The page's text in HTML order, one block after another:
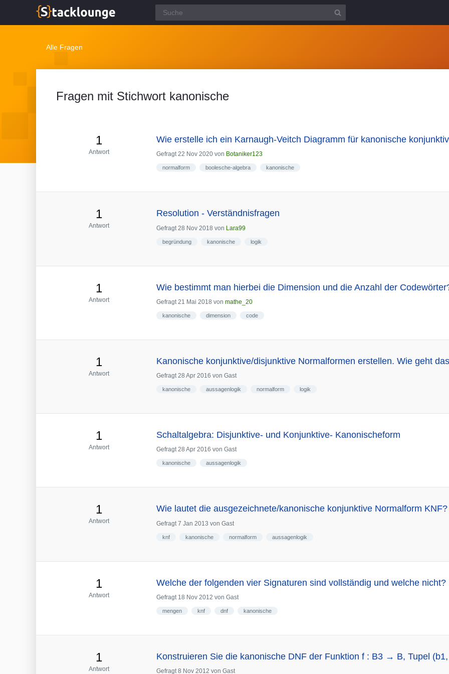
Alle Fragen
Fragen mit Stichwort kanonische
1
Antwort
Wie erstelle ich ein Karnaugh-Veitch Diagramm für kanonische
Gefragt 22 Nov 2020 von Botaniker123
normalform boolesche-algebra kanonische
1
Antwort
Resolution - Verständnisfragen
Gefragt 28 Nov 2018 von Lara99
begründung kanonische logik
1
Antwort
Wie bestimmt man hierbei die Dimension und die Anzahl der
Gefragt 21 Mai 2018 von mathe_20
kanonische dimension code
1
Antwort
Kanonische konjunktive/disjunktive Normalformen erstellen. Wie geht
Gefragt 28 Apr 2016 von Gast
kanonische aussagenlogik normalform logik
1
Antwort
Schaltalgebra: Disjunktive- und Konjunktive- Kanonischeform
Gefragt 28 Apr 2016 von Gast
kanonische aussagenlogik
1
Antwort
Wie lautet die ausgezeichnete/kanonische konjunktive Normalform KNF?
Gefragt 7 Jan 2013 von Gast
knf kanonische normalform aussagenlogik
1
Antwort
Welche der folgenden vier Signaturen sind vollständig und welche nicht?
Gefragt 18 Nov 2012 von Gast
mengen knf dnf kanonische
1
Antwort
Konstruieren Sie die kanonische DNF der Funktion f : B3 → B, Tupel
Gefragt 8 Nov 2012 von Gast